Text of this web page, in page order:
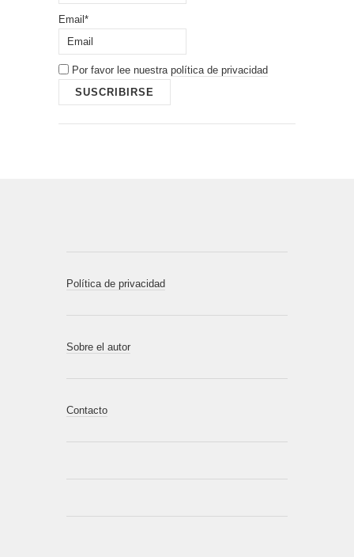
Email*
Por favor lee nuestra política de privacidad
Política de privacidad
Sobre el autor
Contacto